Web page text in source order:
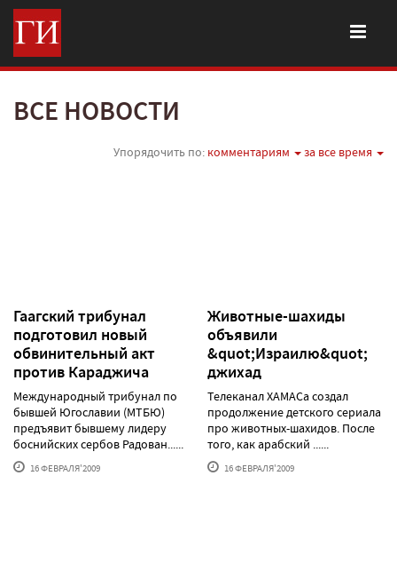
ВСЕ НОВОСТИ
Упорядочить по: комментариям за все время
Гаагский трибунал
подготовил новый
обвинительный акт
против Караджича
Международный трибунал по
бывшей Югославии (МТБЮ)
предъявит бывшему лидеру
боснийских сербов Радован......
16 ФЕВРАЛЯ'2009
Животные-шахиды
объявили
&quot;Израилю&quot;
джихад
Телеканал ХАМАСа создал
продолжение детского сериала
про животных-шахидов. После
того, как арабский ......
16 ФЕВРАЛЯ'2009